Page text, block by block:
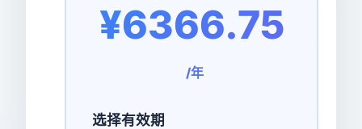
¥6366.75
/年
选择有效期